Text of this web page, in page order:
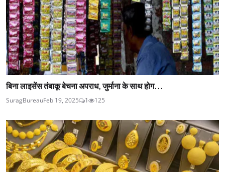
बिना लाइसेंस तंबाकू बेचना अपराध, जुर्माना के साथ होग...
SuragBureauFeb 19, 2025 1 125